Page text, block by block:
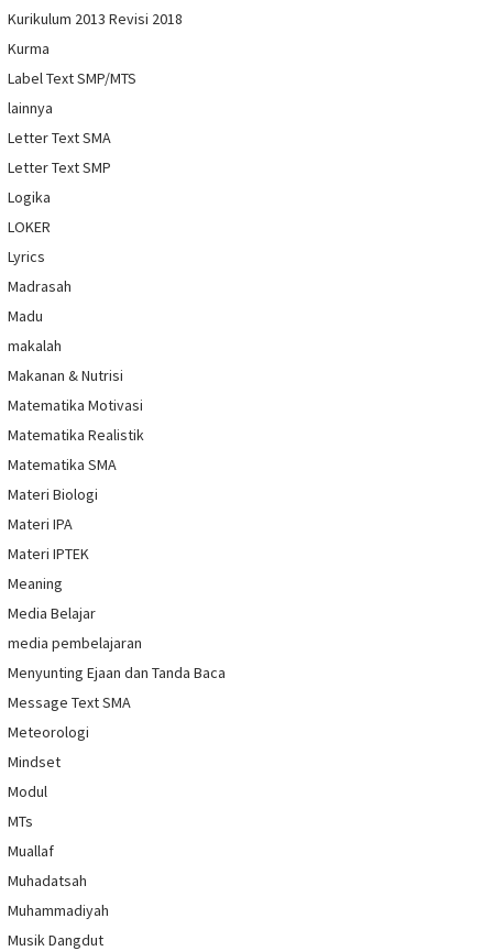
Kurikulum 2013 Revisi 2018
Kurma
Label Text SMP/MTS
lainnya
Letter Text SMA
Letter Text SMP
Logika
LOKER
Lyrics
Madrasah
Madu
makalah
Makanan & Nutrisi
Matematika Motivasi
Matematika Realistik
Matematika SMA
Materi Biologi
Materi IPA
Materi IPTEK
Meaning
Media Belajar
media pembelajaran
Menyunting Ejaan dan Tanda Baca
Message Text SMA
Meteorologi
Mindset
Modul
MTs
Muallaf
Muhadatsah
Muhammadiyah
Musik Dangdut